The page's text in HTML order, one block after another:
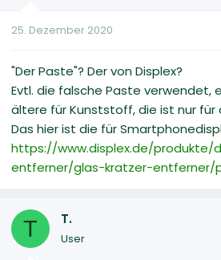
25. Dezember 2020
"Der Paste"? Der von Displex?
Evtl. die falsche Paste verwendet,
ältere für Kunststoff, die ist nur für
Das hier ist die für
https://www.displex.de/produkte/
entferner/glas-kratzer-entferner/
T T.
User